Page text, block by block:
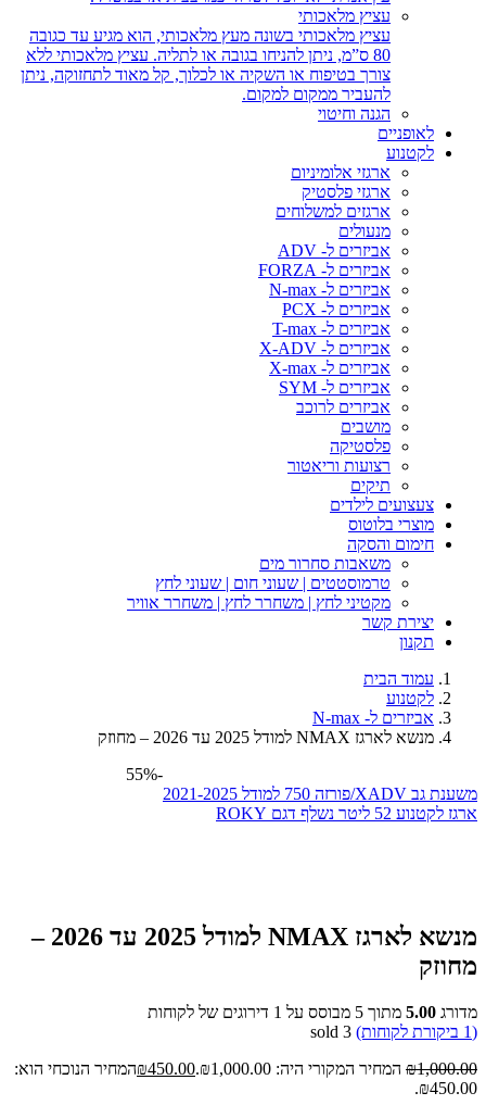
עציץ מלאכותי
עציץ מלאכותי בשונה מעץ מלאכותי, הוא מגיע עד כגובה
80 ס”מ, ניתן להניחו בגובה או לתליה. עציץ מלאכותי ללא
צורך בטיפוח או השקיה או לכלוך, קל מאוד לתחזוקה, ניתן
להעביר ממקום למקום.
הגנה וחיטוי
לאופניים
לקטנוע
ארגזי אלומיניום
ארגזי פלסטיק
ארגזים למשלוחים
מנעולים
אביזרים ל- ADV
אביזרים ל- FORZA
אביזרים ל- N-max
אביזרים ל- PCX
אביזרים ל- T-max
אביזרים ל- X-ADV
אביזרים ל- X-max
אביזרים ל- SYM
אביזרים לרוכב
מושבים
פלסטיקה
רצועות וריאטור
תיקים
צעצועים לילדים
מוצרי בלוטוס
חימום והסקה
משאבות סחרור מים
טרמוסטטים | שעוני חום | שעוני לחץ
מקטיני לחץ | משחרר לחץ | משחרר אוויר
יצירת קשר
תקנון
עמוד הבית
לקטנוע
אביזרים ל- N-max
מנשא לארגז NMAX למודל 2025 עד 2026 – מחוזק
משענת גב XADV/פורזה 750 למודל 2021-2025
ארגז לקטנוע 52 ליטר נשלף דגם ROKY
-55%
מנשא לארגז NMAX למודל 2025 עד 2026 –
מחוזק
מדורג 5.00 מתוך 5 מבוסס על 1 דירוגים של לקוחות
(
1 ביקורת לקוחות) 3
sold
₪1,000.00 המחיר המקורי היה: ₪1,000.00. ₪450.00
המחיר הנוכחי הוא:
₪450.00.